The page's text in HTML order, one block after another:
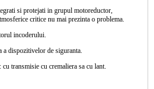
si protejati in grupul motoreductor,
critice nu mai prezinta o problema.
incoderului.
a dispozitivelor de siguranta.
transmisie cu cremaliera sa cu lant.